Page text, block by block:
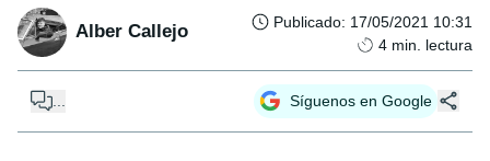
Alber Callejo Publicado: 17/05/2021 10:31
4 min. lectura
Síguenos en Google